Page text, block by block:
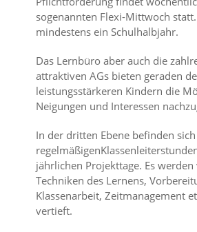
sogenannten Flexi-Mittwoch
mindestens ein Schulhalbjahr.
Das Lernbüro aber auch die
attraktiven AGs bieten geraden
leistungsstärkeren Kindern die
Neigungen und Interessen
In der dritten Ebene befinden
jährlichen Projekttage. Es
Techniken des Lernens,
Klassenarbeit, Zeitmanagement
vertieft.